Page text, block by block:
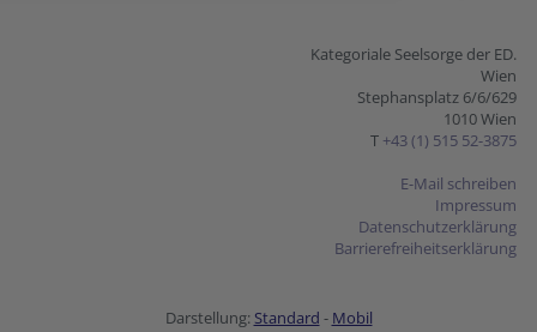
Kategoriale Seelsorge der ED.
Wien
Stephansplatz 6/6/629
1010 Wien
T +43 (1) 515 52-3875
E-Mail schreiben
Impressum
Datenschutzerklärung
Barrierefreiheitserklärung
Darstellung: Standard - Mobil